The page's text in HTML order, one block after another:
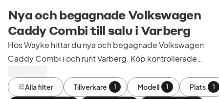
Nya och begagnade Volkswagen
Caddy Combi till salu i Varberg
Hos Wayke hittar du nya och begagnade Volkswagen
Caddy Combi i och runt Varberg. Köp kontrollerade
Alla filter Tillverkare 1 Modell 1 Plats 1